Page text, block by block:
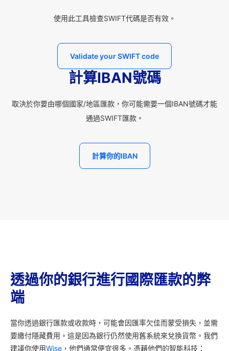
使用此工具檢查SWIFT代碼是否有效。
Validate your SWIFT code
計算IBAN號碼
取決於你要由哪個國家/地區匯款，你可能需要一個IBAN號碼才能
通過SWIFT匯款。
計算你的IBAN
透過你的銀行進行國際匯款的弊
端
當你透過銀行匯款或收款時，可能會因匯率欠佳而蒙受損失，並需
要繳付隱藏費用。這是因為銀行仍然使用舊系統來兌換貨幣。我們
建議你使用Wise ，他們通常便宜很多。憑藉他們的智能科技：